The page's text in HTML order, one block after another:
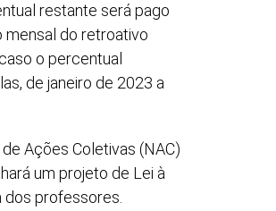
restante será pago
mensal do retroativo
o percentual
de janeiro de 2023 a
Ações Coletivas (NAC)
um projeto de Lei à
dos professores.